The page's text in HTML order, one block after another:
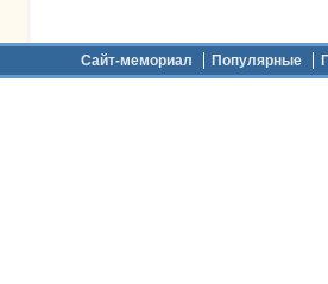
Сайт-мемориал Популярные